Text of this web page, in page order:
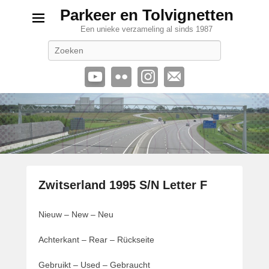
Parkeer en Tolvignetten
Een unieke verzameling al sinds 1987
Zwitserland 1995 S/N Letter F
e
l
Nieuw – New – Neu
Achterkant – Rear – Rückseite
Gebruikt – Used – Gebraucht